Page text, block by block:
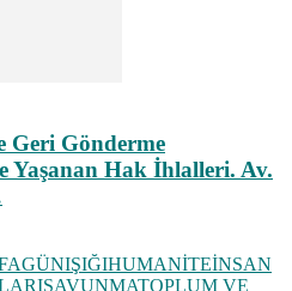
Geri Gönderme
Yaşanan Hak İhlalleri. Av.
GÜNIŞIĞIHUMANİTEİNSAN
SAVUNMATOPLUM VE